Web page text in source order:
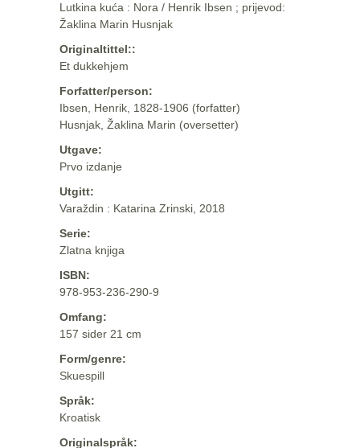
Lutkina kuća : Nora / Henrik Ibsen ; prijevod:
Žaklina Marin Husnjak
Originaltittel::
Et dukkehjem
Forfatter/person:
Ibsen, Henrik, 1828-1906 (forfatter)
Husnjak, Žaklina Marin (oversetter)
Utgave:
Prvo izdanje
Utgitt:
Varaždin : Katarina Zrinski, 2018
Serie:
Zlatna knjiga
ISBN:
978-953-236-290-9
Omfang:
157 sider 21 cm
Form/genre:
Skuespill
Språk:
Kroatisk
Originalspråk: